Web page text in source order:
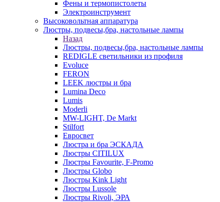
Фены и термопистолеты
Электроинструмент
Высоковольтная аппаратура
Люстры, подвесы,бра, настольные лампы
Назад
Люстры, подвесы,бра, настольные лампы
REDIGLE светильники из профиля
Evoluce
FERON
LEEK люстры и бра
Lumina Deco
Lumis
Moderli
MW-LIGHT, De Markt
Stilfort
Евросвет
Люстра и бра ЭСКАДА
Люстры CITILUX
Люстры Favourite, F-Promo
Люстры Globo
Люстры Kink Light
Люстры Lussole
Люстры Rivoli, ЭРА